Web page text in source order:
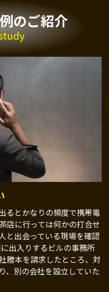
のご紹介
るとかなりの頻度で携帯電
店に行っては何かの打合せ
と出会っている現場を確認
出入りするビルの事務所
謄本を請求したところ、対
、別の会社を設立していた